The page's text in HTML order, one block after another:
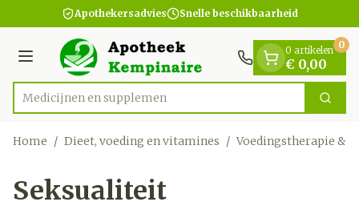
Ga naar de inhoudApothekersadvies Snelle beschikbaarheid
Menu
Product, merk, categorie...
Med Zoek
0 artikelen
€ 0,00
0
Home / Dieet, voeding en vitamines / Voedingstherapie &
Seksualiteit